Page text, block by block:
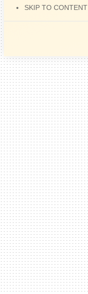
SKIP TO CONTENT